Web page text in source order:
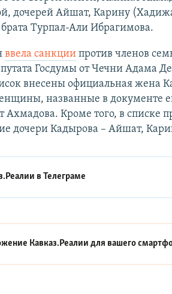
дочерей Айшат, Карину
Турпал-Али Ибрагимова.
ввела санкциипротив членов
Госдумы от Чечни Адама
внесены официальная жена
названные в документе
Ахмадова. Кроме того, в списке
дочери Кадырова – Айшат,
вТелеграме
Кавказ.Реалии для вашего